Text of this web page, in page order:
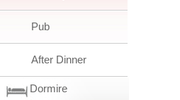
Pub
After Dinner
Dormire